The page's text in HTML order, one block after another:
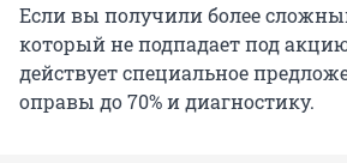
Если вы получили более
который не подпадает под
действует специальное
оправы до 70% и диагностику.